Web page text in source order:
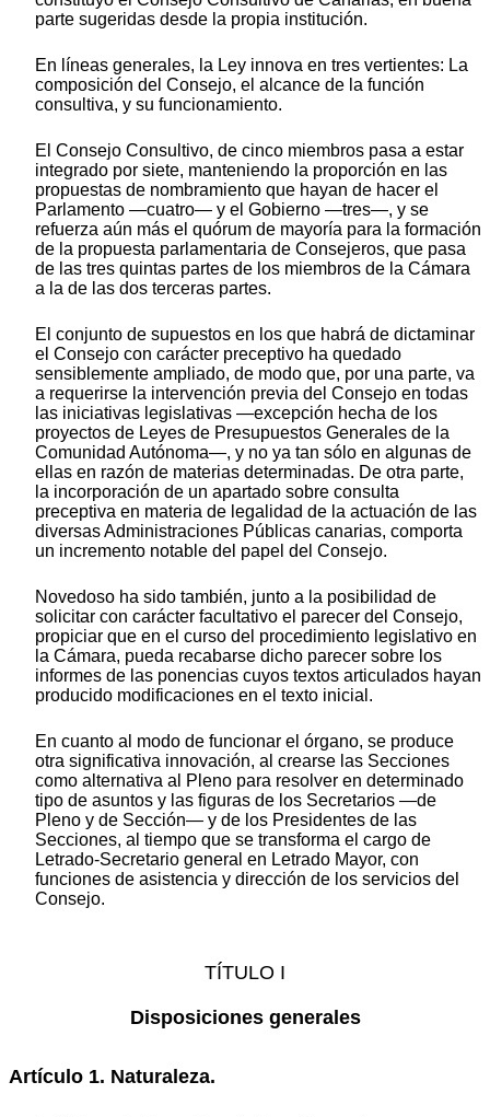
parte sugeridas desde la propia institución.
En líneas generales, la Ley innova en tres vertientes: La
composición del Consejo, el alcance de la función
consultiva, y su funcionamiento.
El Consejo Consultivo, de cinco miembros pasa a estar
integrado por siete, manteniendo la proporción en las
propuestas de nombramiento que hayan de hacer el
Parlamento —cuatro— y el Gobierno —tres—, y se
refuerza aún más el quórum de mayoría para la formación
de la propuesta parlamentaria de Consejeros, que pasa
de las tres quintas partes de los miembros de la Cámara
a la de las dos terceras partes.
El conjunto de supuestos en los que habrá de dictaminar
el Consejo con carácter preceptivo ha quedado
sensiblemente ampliado, de modo que, por una parte, va
a requerirse la intervención previa del Consejo en todas
las iniciativas legislativas —excepción hecha de los
proyectos de Leyes de Presupuestos Generales de la
Comunidad Autónoma—, y no ya tan sólo en algunas de
ellas en razón de materias determinadas. De otra parte,
la incorporación de un apartado sobre consulta
preceptiva en materia de legalidad de la actuación de las
diversas Administraciones Públicas canarias, comporta
un incremento notable del papel del Consejo.
Novedoso ha sido también, junto a la posibilidad de
solicitar con carácter facultativo el parecer del Consejo,
propiciar que en el curso del procedimiento legislativo en
la Cámara, pueda recabarse dicho parecer sobre los
informes de las ponencias cuyos textos articulados hayan
producido modificaciones en el texto inicial.
En cuanto al modo de funcionar el órgano, se produce
otra significativa innovación, al crearse las Secciones
como alternativa al Pleno para resolver en determinado
tipo de asuntos y las figuras de los Secretarios —de
Pleno y de Sección— y de los Presidentes de las
Secciones, al tiempo que se transforma el cargo de
Letrado-Secretario general en Letrado Mayor, con
funciones de asistencia y dirección de los servicios del
Consejo.
TÍTULO I
Disposiciones generales
Artículo 1. Naturaleza.